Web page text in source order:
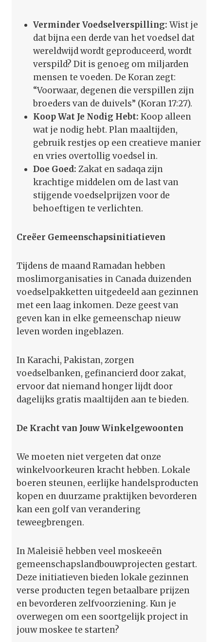
Verminder Voedselverspilling: Wist je
dat bijna een derde van het voedsel dat
wereldwijd wordt geproduceerd, wordt
verspild? Dit is genoeg om miljarden
mensen te voeden. De Koran zegt:
“Voorwaar, degenen die verspillen zijn
broeders van de duivels” (Koran 17:27).
Koop Wat Je Nodig Hebt: Koop alleen
wat je nodig hebt. Plan maaltijden,
gebruik restjes op een creatieve manier
en vries overtollig voedsel in.
Doe Goed: Zakat en sadaqa zijn
krachtige middelen om de last van
stijgende voedselprijzen voor de
behoeftigen te verlichten.
Creëer Gemeenschapsinitiatieven
Tijdens de maand Ramadan hebben
moslimorganisaties in Canada duizenden
voedselpakketten uitgedeeld aan gezinnen
met een laag inkomen. Deze geest van
geven kan in elke gemeenschap nieuw
leven worden ingeblazen.
In Karachi, Pakistan, zorgen
voedselbanken, gefinancierd door zakat,
ervoor dat niemand honger lijdt door
dagelijks gratis maaltijden aan te bieden.
De Kracht van Jouw Winkelgewoonten
We moeten niet vergeten dat onze
winkelvoorkeuren kracht hebben. Lokale
boeren steunen, eerlijke handelsproducten
kopen en duurzame praktijken bevorderen
kan een golf van verandering
teweegbrengen.
In Maleisië hebben veel moskeeën
gemeenschapslandbouwprojecten gestart.
Deze initiatieven bieden lokale gezinnen
verse producten tegen betaalbare prijzen
en bevorderen zelfvoorziening. Kun je
overwegen om een soortgelijk project in
jouw moskee te starten?